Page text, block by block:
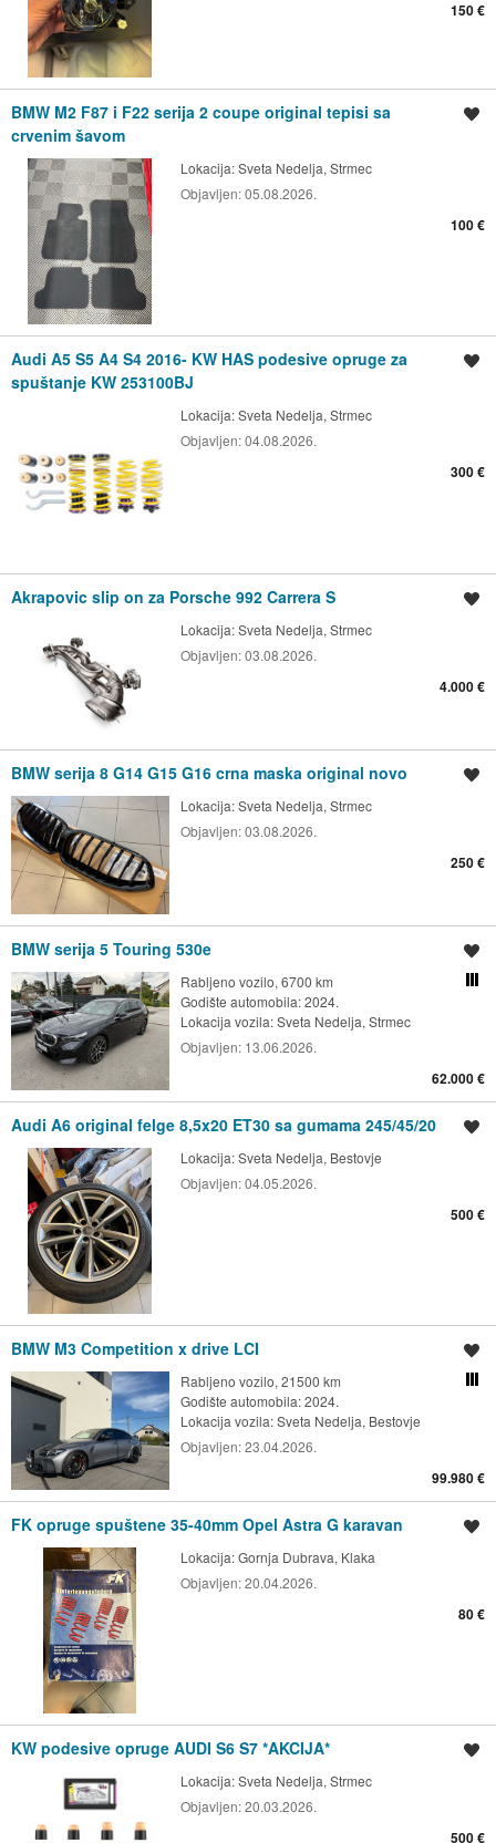
150 €
BMW M2 F87 i F22 serija 2 coupe original tepisi sa
crvenim šavom
Lokacija:Sveta Nedelja, Strmec
Objavljen:05.08.2026.
100 €
Audi A5 S5 A4 S4 2016- KW HAS podesive opruge za
spuštanje KW 253100BJ
Lokacija:Sveta Nedelja, Strmec
Objavljen:04.08.2026.
300 €
Akrapovic slip on za Porsche 992 Carrera S
Lokacija:Sveta Nedelja, Strmec
Objavljen:03.08.2026.
4.000 €
BMW serija 8 G14 G15 G16 crna maska original novo
Lokacija:Sveta Nedelja, Strmec
Objavljen:03.08.2026.
250 €
BMW serija 5 Touring 530e
Rabljeno vozilo, 6700 km
Godište automobila: 2024.
Lokacija vozila:Sveta Nedelja, Strmec
Objavljen: 13.06.2026.
62.000 €
Audi A6 original felge 8,5x20 ET30 sa gumama 245/45/20
Lokacija:Sveta Nedelja, Bestovje
Objavljen:04.05.2026.
500 €
BMW M3 Competition x drive LCI
Rabljeno vozilo, 21500 km
Godište automobila: 2024.
Lokacija vozila:Sveta Nedelja, Bestovje
Objavljen:23.04.2026.
99.980 €
FK opruge spuštene 35-40mm Opel Astra G karavan
Lokacija:Gornja Dubrava, Klaka
Objavljen:20.04.2026.
80 €
KW podesive opruge AUDI S6 S7 *AKCIJA*
Lokacija:Sveta Nedelja, Strmec
Objavljen:20.03.2026.
500 €